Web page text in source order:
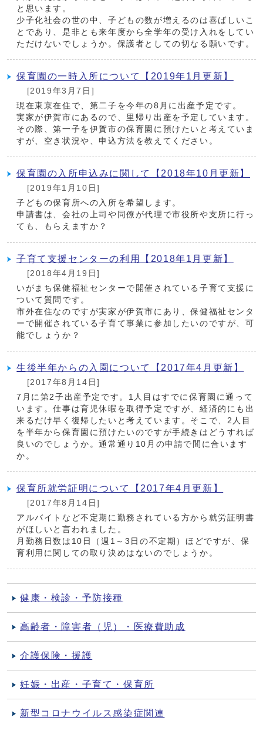
と思います。
少子化社会の世の中、子どもの数が増えるのは喜ばしいこ
とであり、是非とも来年度から全学年の受け入れをしてい
ただけないでしょうか。保護者としての切なる願いです。
保育園の一時入所について【2019年1月更新】
[2019年3月7日]
現在東京在住で、第二子を今年の8月に出産予定です。
実家が伊賀市にあるので、里帰り出産を予定しています。
その際、第一子を伊賀市の保育園に預けたいと考えていま
すが、空き状況や、申込方法を教えてください。
保育園の入所申込みに関して【2018年10月更新】
[2019年1月10日]
子どもの保育所への入所を希望します。
申請書は、会社の上司や同僚が代理で市役所や支所に行っ
ても、もらえますか？
子育て支援センターの利用【2018年1月更新】
[2018年4月19日]
いがまち保健福祉センターで開催されている子育て支援に
ついて質問です。
市外在住なのですが実家が伊賀市にあり、保健福祉センタ
ーで開催されている子育て事業に参加したいのですが、可
能でしょうか？
生後半年からの入園について【2017年4月更新】
[2017年8月14日]
7月に第2子出産予定です。1人目はすでに保育園に通って
います。仕事は育児休暇を取得予定ですが、経済的にも出
来るだけ早く復帰したいと考えています。そこで、2人目
を半年から保育園に預けたいのですが手続きはどうすれば
良いのでしょうか。通常通り10月の申請で間に合います
か。
保育所就労証明について【2017年4月更新】
[2017年8月14日]
アルバイトなど不定期に勤務されている方から就労証明書
がほしいと言われました。
月勤務日数は10日（週1～3日の不定期）ほどですが、保
育利用に関しての取り決めはないのでしょうか。
健康・検診・予防接種
高齢者・障害者（児）・医療費助成
介護保険・援護
妊娠・出産・子育て・保育所
新型コロナウイルス感染症関連